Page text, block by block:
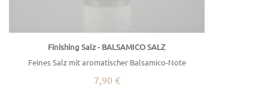
Finishing Salz - BALSAMICO SALZ
Feines Salz mit aromatischer Balsamico-Note
7,90 €